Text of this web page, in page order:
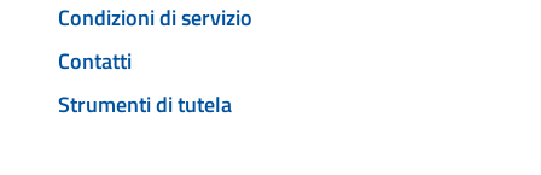
Condizioni di servizio
Contatti
Strumenti di tutela